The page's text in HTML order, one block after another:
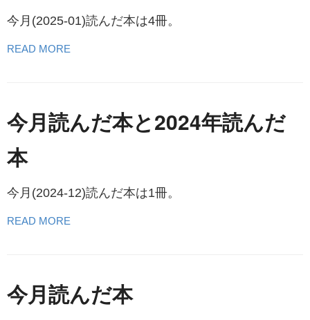
今月(2025-01)読んだ本は4冊。
READ MORE
今月読んだ本と2024年読んだ
本
今月(2024-12)読んだ本は1冊。
READ MORE
今月読んだ本